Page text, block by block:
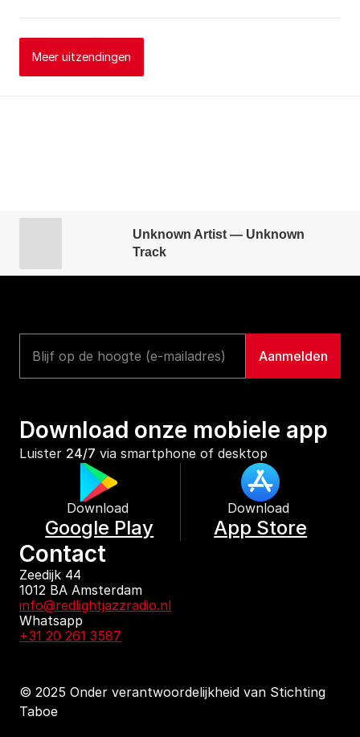
Meer uitzendingen
Unknown Artist — Unknown
Track
Download onze mobiele app
Luister 24/7 via smartphone of desktop
Download
Google Play
Download
App Store
Contact
Zeedijk 44
1012 BA Amsterdam
info@redlightjazzradio.nl
Whatsapp
+31 20 261 3587
© 2025 Onder verantwoordelijkheid van Stichting
Taboe